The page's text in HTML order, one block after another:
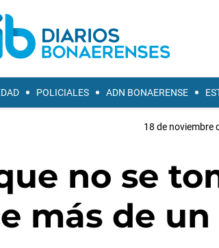
POLICIALES ADN BONAERENSE
18 de noviembre
no se
más de un